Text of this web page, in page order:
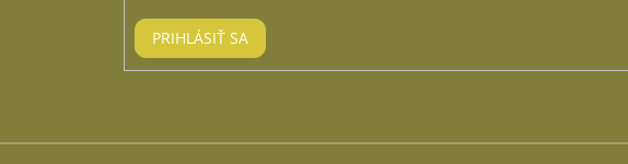
PRIHLÁSIŤ SA